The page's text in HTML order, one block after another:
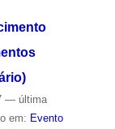
— última
em: Evento